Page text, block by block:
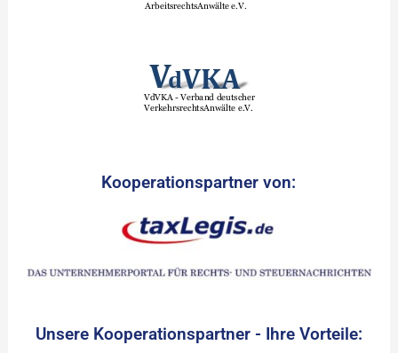
Kooperationspartner von:
Unsere Kooperationspartner - Ihre Vorteile: